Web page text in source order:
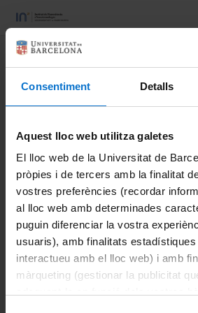
Consentiment Detalls
Aquest lloc web utilitza galetes
El lloc web de la Universitat de
pròpies i de tercers amb la finalitat
vostres preferències (recordar
al lloc web amb determinades
puguin diferenciar la vostra
usuaris), amb finalitats
interactueu amb el lloc web) i amb
màrqueting (gestionar la publicitat
Title: Domain wall
and pinning
pulses in cylindrical
Authors:C. Bran; JA Fernandez-
Fraile Rodríguez; RP Del Real; A.
Marqués-Marchán; H. Mohammed;
Jürgen Kosel; M. Vazquez; O.
Journal:
Nanoscale
Vol:15
Number:
Start page:8387